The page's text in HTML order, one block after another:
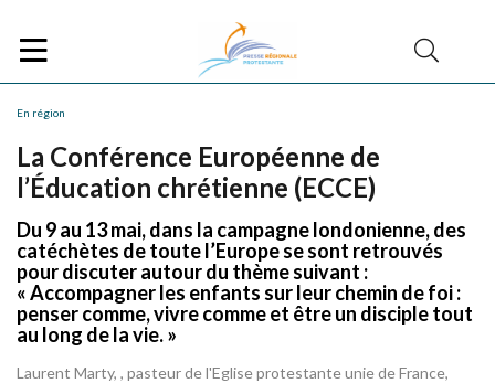
En région
La Conférence Européenne de
l’Éducation chrétienne (ECCE)
Du 9 au 13 mai, dans la campagne londonienne, des
catéchètes de toute l’Europe se sont retrouvés
pour discuter autour du thème suivant :
« Accompagner les enfants sur leur chemin de foi :
penser comme, vivre comme et être un disciple tout
au long de la vie. »
Laurent Marty, , pasteur de l'Eglise protestante unie de France,